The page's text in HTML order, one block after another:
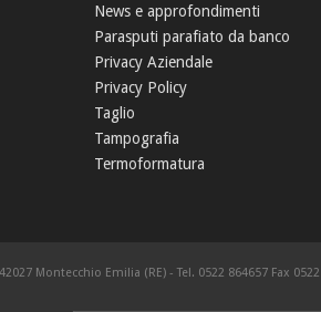
News e approfondimenti
Parasputi parafiato da banco
Privacy Aziendale
Privacy Policy
Taglio
Tampografia
Termoformatura
Montecchio Emilia (RE) - Tel. 0522 864657 Fax